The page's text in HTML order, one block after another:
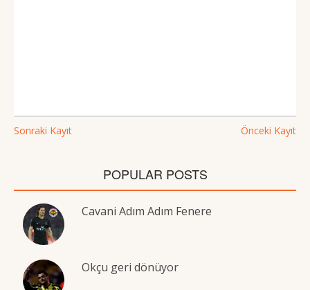
Sonraki Kayıt Önceki Kayıt
POPULAR POSTS
Cavani Adım Adım Fenere
Okçu geri dönüyor